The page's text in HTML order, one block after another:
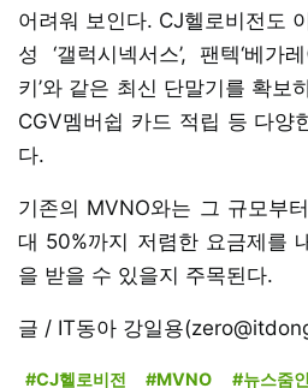
어려워 보인다. CJ헬로비전도
성 ‘갤럭시넥서스’, 팬텍‘베가
키’와 같은 최신 단말기를 확보
CGV멤버쉽 카드 적립 등 다양
다.
기존의 MVNO와는 그 규모부
대 50%까지 저렴한 요금제를
을 받을 수 있을지 주목된다.
글 / IT동아 강일용
#CJ헬로비전 #MVNO #뉴스줌인